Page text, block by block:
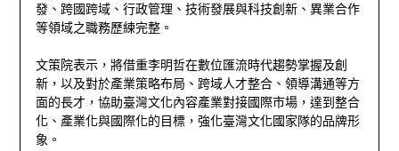
發、跨國跨域、行政管理、技術發展與科技創新、異業合作
等領域之職務歷練完整。
文策院表示，將借重李明哲在數位匯流時代趨勢掌握及創
新，以及對於產業策略布局、跨域人才整合、領導溝通等方
面的長才，協助臺灣文化內容產業對接國際市場，達到整合
化、產業化與國際化的目標，強化臺灣文化國家隊的品牌形
象。